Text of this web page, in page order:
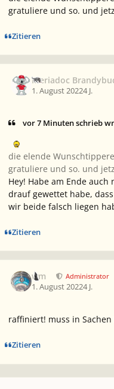
gratuliere und so. und
Zitieren
Meriadoc
1. August 20224 J.
vor 7 Minuten schrieb
die elende
gratuliere und so. und
Hey! Habe am Ende
drauf gewettet habe,
wir beide falsch liegen
Zitieren
wm Administrator
1. August 20224 J.
raffiniert! muss in
Zitieren